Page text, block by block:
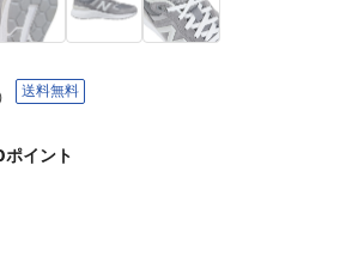
送料無料
ポイント